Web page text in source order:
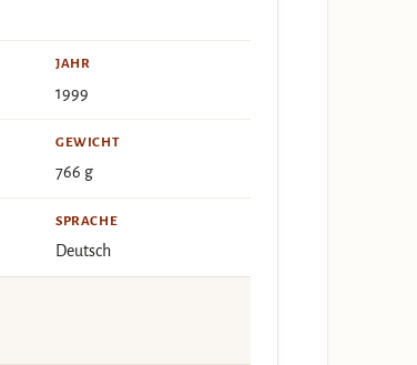
JAHR
1999
GEWICHT
766 g
SPRACHE
Deutsch